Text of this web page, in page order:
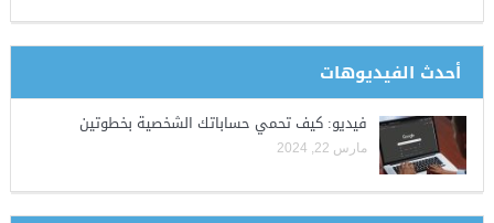
أحدث الفيديوهات
فيديو: كيف تحمي حساباتك الشخصية بخطوتين
مارس 22, 2024